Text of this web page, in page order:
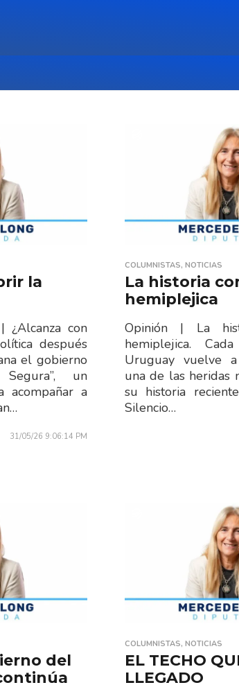
la
¿Alcanza con
después
el gobierno
un
acompañar a
31/05/26 9:06:14 PM
COLUMNISTAS, NOTICIAS
La historia
hemiplejica
Opinión | La
hemiplejica.
Uruguay vuelve
una de las heridas
su historia
Silencio…
del
COLUMNISTAS, NOTICIAS
EL TECHO
LLEGADO